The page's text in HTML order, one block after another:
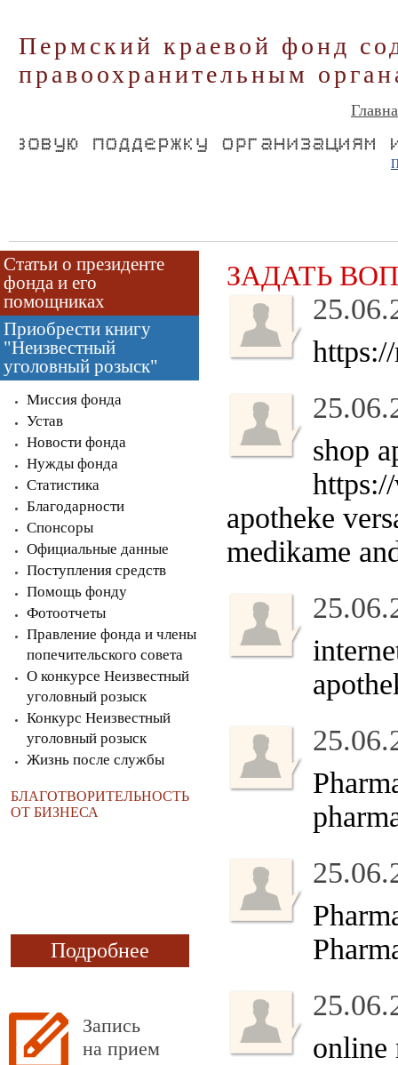
Пермский краевой фонд
правоохранительным
Статьи о президенте
фонда и его
помощниках
Приобрести книгу
"Неизвестный
уголовный розыск"
Миссия фонда
Устав
Новости фонда
Нужды фонда
Статистика
Благодарности
Спонсоры
Официальные данные
Поступления средств
Помощь фонду
Фотоотчеты
Правление фонда и члены
попечительского совета
О конкурсе Неизвестный
уголовный розыск
Конкурс Неизвестный
уголовный розыск
Жизнь после службы
БЛАГОТВОРИТЕЛЬНОСТЬ
ОТ БИЗНЕСА
Подробнее
Запись
на прием
ЗАДАТЬ
shop
apotheke
medikame
online